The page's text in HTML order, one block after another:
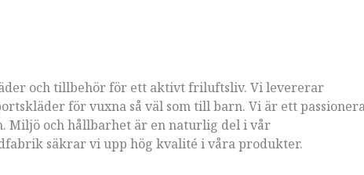
och tillbehör för ett aktivt friluftsliv. Vi levererar
för vuxna så väl som till barn. Vi är ett
Miljö och hållbarhet är en naturlig del i vår
säkrar vi upp hög kvalité i våra produkter.